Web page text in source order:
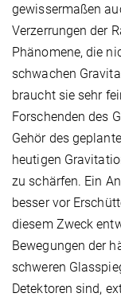
gewissermaßen
Verzerrungen der
Phänomene, die
schwachen
braucht sie sehr
Forschenden des
Gehör des
heutigen
zu schärfen. Ein
besser vor
diesem Zweck
Bewegungen der
schweren
Detektoren sind,